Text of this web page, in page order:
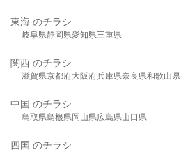
東海 のチラシ
岐阜県静岡県愛知県三重県
関西 のチラシ
滋賀県京都府大阪府兵庫県奈良県和歌山県
中国 のチラシ
鳥取県島根県岡山県広島県山口県
四国 のチラシ